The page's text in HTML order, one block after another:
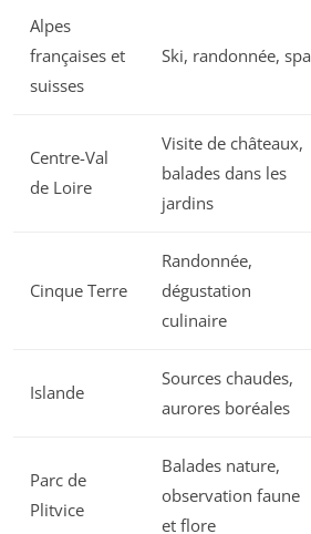
Alpes
françaises et
suisses
Ski, randonnée, spa
Centre-Val
de Loire
Visite de châteaux,
balades dans les
jardins
Cinque Terre
Randonnée,
dégustation
culinaire
Islande
Sources chaudes,
aurores boréales
Parc de
Plitvice
Balades nature,
observation faune
et flore